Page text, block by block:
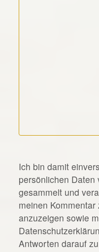
Ich bin damit
persönlichen Daten
gesammelt und
meinen
anzuzeigen sowie
Antworten darauf